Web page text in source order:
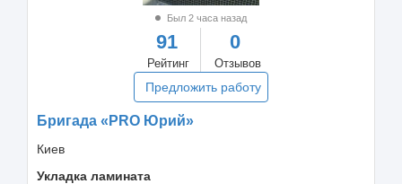
Был 2 часа назад
91
Рейтинг
0
Отзывов
Предложить работу
Бригада «PRO Юрий»
Киев
Укладка ламината